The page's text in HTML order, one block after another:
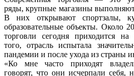
ряды, крупные магазины
В них открывают спортзалы,
образовательные объекты. Около
торговли сегодня приходится
того, отрасль испытала
пандемии и после ухода из страны
«Ко мне часто приходят
говорят, что они исчерпали себя,